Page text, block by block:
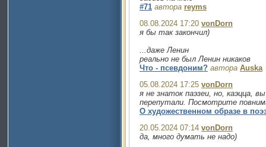
#71 автора reyms
08.08.2024 17:20 vonDorn
я бы так закончил)
...даже Ленин
реально не был Ленин никаков
Что - псевдоним? автора Auska
05.08.2024 17:25 vonDorn
я не знаток паэзеи, но, каэцца,
перепутали. Посмотрите
О художественном образе в
20.05.2024 07:14 vonDorn
да, много думать не надо)